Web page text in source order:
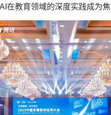
在教育领域的深度实践成为焦